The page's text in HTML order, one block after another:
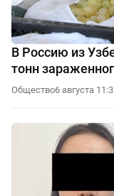
В Россию из
тонн
Общество6 августа